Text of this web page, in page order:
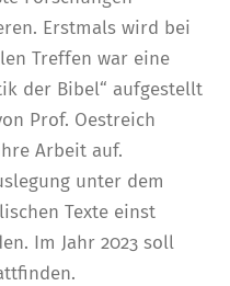
Erstmals wird bei
Treffen war eine
der Bibel“ aufgestellt
Prof. Oestreich
Arbeit auf.
unter dem
Texte einst
Im Jahr 2023 soll